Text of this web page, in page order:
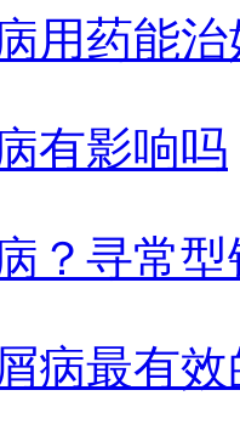
用药能治
有影响吗
？寻常
病最有